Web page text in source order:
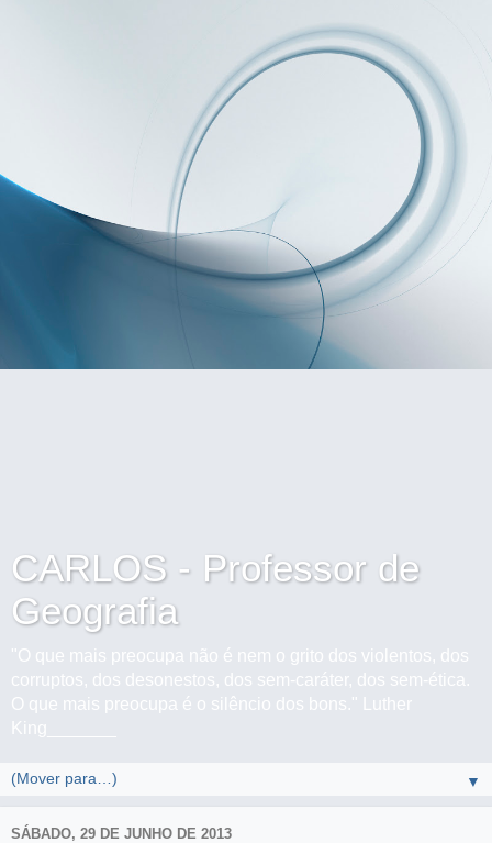
CARLOS - Professor de
Geografia
"O que mais preocupa não é nem o grito dos violentos, dos
corruptos, dos desonestos, dos sem-caráter, dos sem-ética.
O que mais preocupa é o silêncio dos bons." Luther
King_______
▼
SÁBADO, 29 DE JUNHO DE 2013